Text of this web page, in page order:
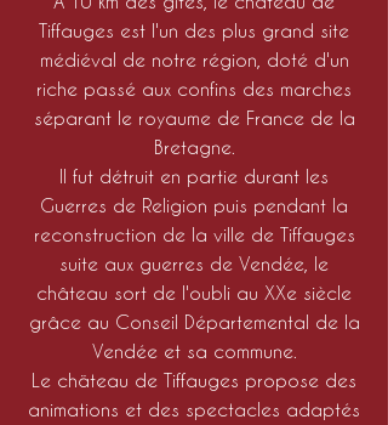
Tiffauges est l'un des plus grand site
médiéval de notre région, doté d'un
riche passé aux confins des marches
séparant le royaume de France de la
Bretagne.
Il fut détruit en partie durant les
Guerres de Religion puis pendant la
reconstruction de la ville de Tiffauges
suite aux guerres de Vendée, le
château sort de l'oubli au XXe siècle
grâce au Conseil Départemental de la
Vendée et sa commune.
Le chäteau de Tiffauges propose des
animations et des spectacles adaptés